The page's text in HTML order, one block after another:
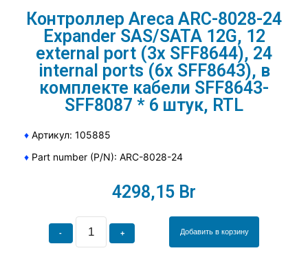
Контроллер Areca ARC-8028-24
Expander SAS/SATA 12G, 12
external port (3x SFF8644), 24
internal ports (6x SFF8643), в
комплекте кабели SFF8643-
SFF8087 * 6 штук, RTL
♦ Артикул: 105885
♦ Part number (P/N): ARC-8028-24
4298,15 Br
Добавить в корзину